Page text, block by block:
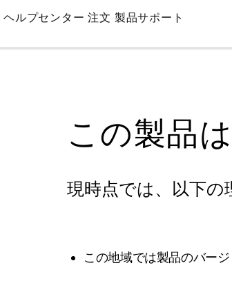
Skip
Main
ヘルプセンター 注文 製品サポート
この製品
現時点では、以下の
この地域では製品のバー